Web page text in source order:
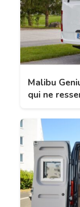
Malibu
qui ne